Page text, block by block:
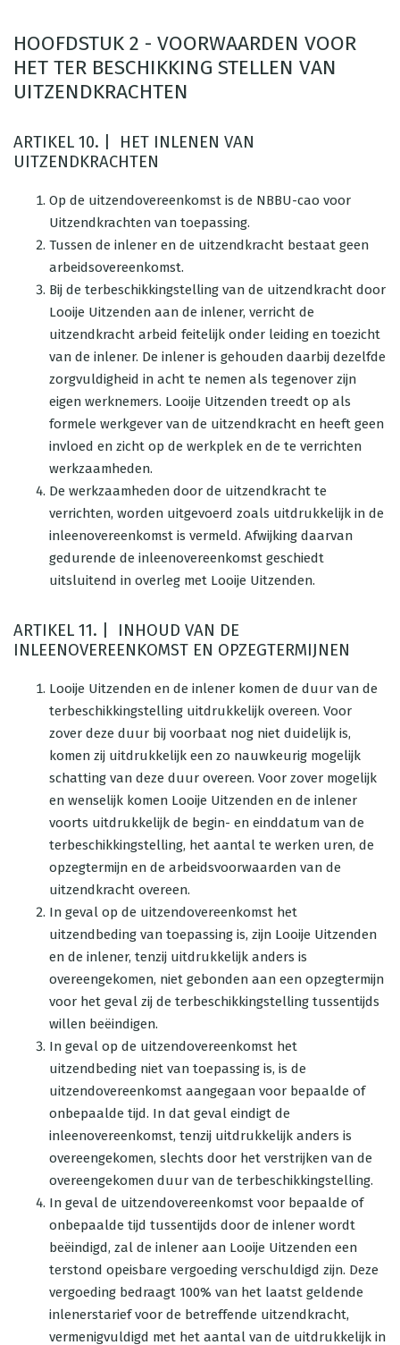
HOOFDSTUK 2 - VOORWAARDEN VOOR
HET TER BESCHIKKING STELLEN VAN
UITZENDKRACHTEN
ARTIKEL 10. | HET INLENEN VAN
UITZENDKRACHTEN
Op de uitzendovereenkomst is de NBBU-cao voor
Uitzendkrachten van toepassing.
Tussen de inlener en de uitzendkracht bestaat geen
arbeidsovereenkomst.
Bij de terbeschikkingstelling van de uitzendkracht door
Looije Uitzenden aan de inlener, verricht de
uitzendkracht arbeid feitelijk onder leiding en toezicht
van de inlener. De inlener is gehouden daarbij dezelfde
zorgvuldigheid in acht te nemen als tegenover zijn
eigen werknemers. Looije Uitzenden treedt op als
formele werkgever van de uitzendkracht en heeft geen
invloed en zicht op de werkplek en de te verrichten
werkzaamheden.
De werkzaamheden door de uitzendkracht te
verrichten, worden uitgevoerd zoals uitdrukkelijk in de
inleenovereenkomst is vermeld. Afwijking daarvan
gedurende de inleenovereenkomst geschiedt
uitsluitend in overleg met Looije Uitzenden.
ARTIKEL 11. | INHOUD VAN DE
INLEENOVEREENKOMST EN OPZEGTERMIJNEN
Looije Uitzenden en de inlener komen de duur van de
terbeschikkingstelling uitdrukkelijk overeen. Voor
zover deze duur bij voorbaat nog niet duidelijk is,
komen zij uitdrukkelijk een zo nauwkeurig mogelijk
schatting van deze duur overeen. Voor zover mogelijk
en wenselijk komen Looije Uitzenden en de inlener
voorts uitdrukkelijk de begin- en einddatum van de
terbeschikkingstelling, het aantal te werken uren, de
opzegtermijn en de arbeidsvoorwaarden van de
uitzendkracht overeen.
In geval op de uitzendovereenkomst het
uitzendbeding van toepassing is, zijn Looije Uitzenden
en de inlener, tenzij uitdrukkelijk anders is
overeengekomen, niet gebonden aan een opzegtermijn
voor het geval zij de terbeschikkingstelling tussentijds
willen beëindigen.
In geval op de uitzendovereenkomst het
uitzendbeding niet van toepassing is, is de
uitzendovereenkomst aangegaan voor bepaalde of
onbepaalde tijd. In dat geval eindigt de
inleenovereenkomst, tenzij uitdrukkelijk anders is
overeengekomen, slechts door het verstrijken van de
overeengekomen duur van de terbeschikkingstelling.
In geval de uitzendovereenkomst voor bepaalde of
onbepaalde tijd tussentijds door de inlener wordt
beëindigd, zal de inlener aan Looije Uitzenden een
terstond opeisbare vergoeding verschuldigd zijn. Deze
vergoeding bedraagt 100% van het laatst geldende
inlenerstarief voor de betreffende uitzendkracht,
vermenigvuldigd met het aantal van de uitdrukkelijk in